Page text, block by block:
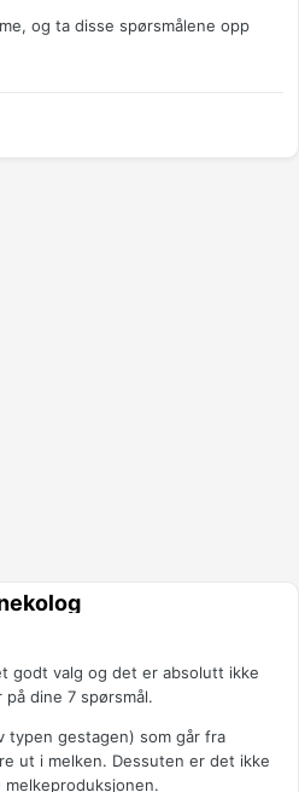
og ta disse spørsmålene opp
godt valg og det er absolutt ikke
dine 7 spørsmål.
typen gestagen) som går fra
ut i melken. Dessuten er det ikke